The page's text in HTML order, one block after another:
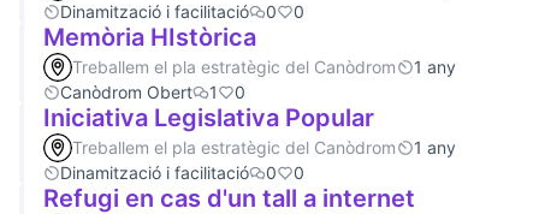
Dinamització i facilitació
0 0
Memòria HIstòrica
Treballem el pla estratègic del Canòdrom
1 any
Canòdrom Obert
1 0
Iniciativa Legislativa Popular
Treballem el pla estratègic del Canòdrom
1 any
Dinamització i facilitació
0 0
Refugi en cas d'un tall a internet